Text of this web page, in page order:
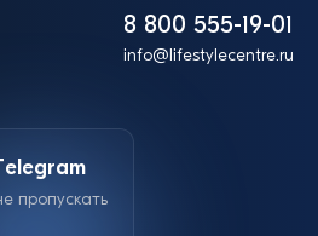
8 800 555-19-01
info@lifestylecentre.ru
пропускать